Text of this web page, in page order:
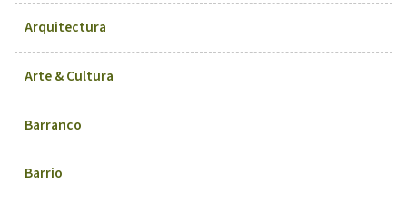
Arquitectura
Arte & Cultura
Barranco
Barrio